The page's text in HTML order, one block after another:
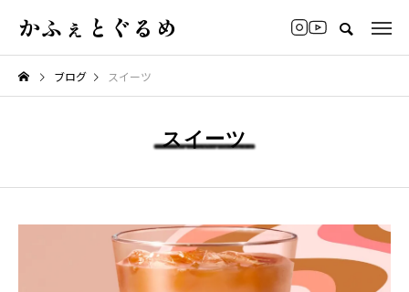
かふぇとぐるめ
ブログ スイーツ
スイーツ